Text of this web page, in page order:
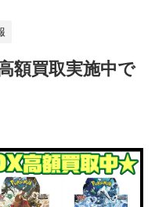
額買取実施中で